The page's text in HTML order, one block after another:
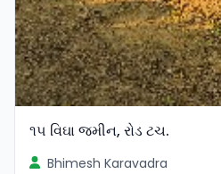
૧૫ વિઘા જમીન, રોડ ટચ.
Bhimesh Karavadra